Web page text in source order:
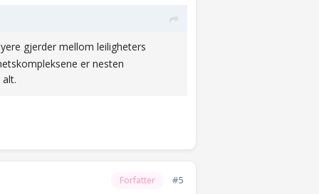
gjerder mellom leiligheters
er nesten
Forfatter #5